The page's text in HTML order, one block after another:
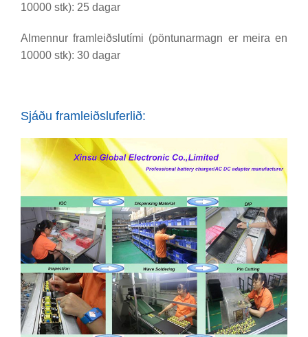
10000 stk): 25 dagar
Almennur framleiðslutími (pöntunarmagn er meira en
10000 stk): 30 dagar
Sjáðu framleiðsluferlið: